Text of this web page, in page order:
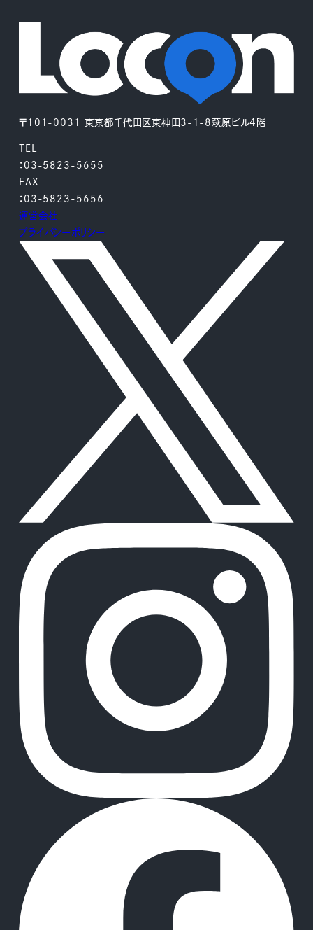
〒101-0031 東京都千代田区東神田3-1-8萩原ビル4階
TEL
：03-5823-5655
FAX
：03-5823-5656
運営会社
プライバシーポリシー